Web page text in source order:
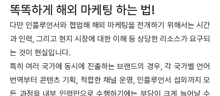
똑똑하게 해외 마케팅 하는 법!
다만 인플루언서와 협업해 해외 마케팅을 전개하기 위해서는 시간
과 인력, 그리고 현지 시장에 대한 이해 등 상당한 리소스가 요구되
는 것이 현실입니다.
특히 여러 국가에 동시에 진출하는 브랜드의 경우, 각 국가별 언어
번역부터 콘텐츠 기획, 적합한 채널 운영, 인플루언서 섭외까지 모
든 과정을 내부 인력만으로 수행하기에는 부담이 크게 늘어날 수